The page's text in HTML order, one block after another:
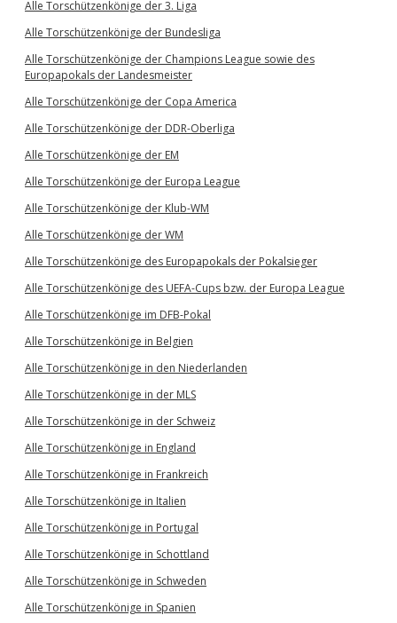
Alle Torschützenkönige der 3. Liga
Alle Torschützenkönige der Bundesliga
Alle Torschützenkönige der Champions League sowie des
Europapokals der Landesmeister
Alle Torschützenkönige der Copa America
Alle Torschützenkönige der DDR-Oberliga
Alle Torschützenkönige der EM
Alle Torschützenkönige der Europa League
Alle Torschützenkönige der Klub-WM
Alle Torschützenkönige der WM
Alle Torschützenkönige des Europapokals der Pokalsieger
Alle Torschützenkönige des UEFA-Cups bzw. der Europa League
Alle Torschützenkönige im DFB-Pokal
Alle Torschützenkönige in Belgien
Alle Torschützenkönige in den Niederlanden
Alle Torschützenkönige in der MLS
Alle Torschützenkönige in der Schweiz
Alle Torschützenkönige in England
Alle Torschützenkönige in Frankreich
Alle Torschützenkönige in Italien
Alle Torschützenkönige in Portugal
Alle Torschützenkönige in Schottland
Alle Torschützenkönige in Schweden
Alle Torschützenkönige in Spanien